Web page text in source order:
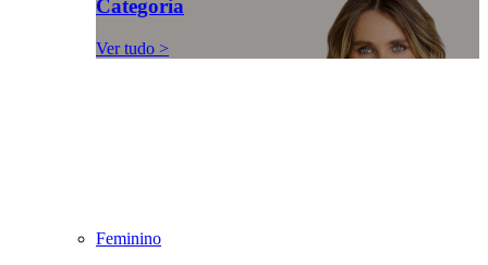
Categoria
Ver tudo >
Feminino